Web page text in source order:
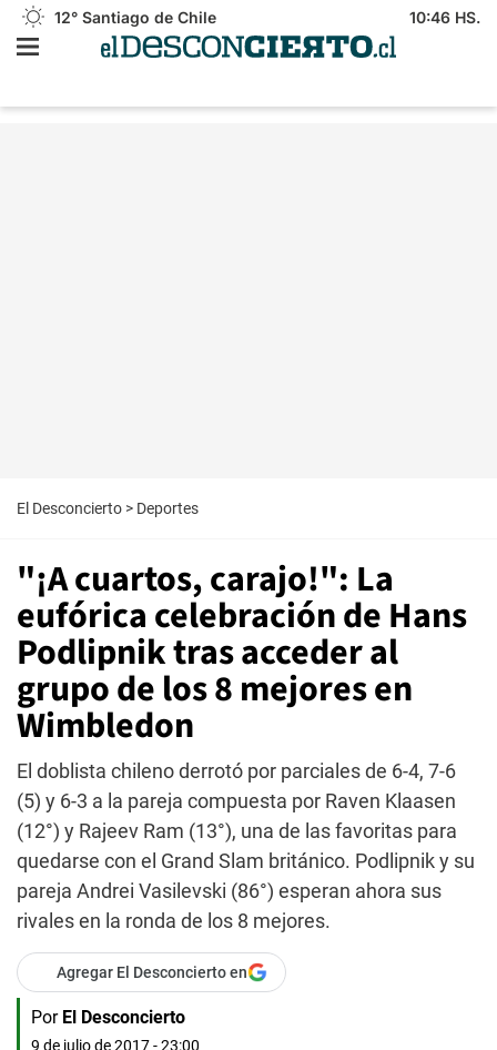
12° Santiago de Chile 10:46 HS.
El Desconcierto > Deportes
"¡A cuartos, carajo!": La
eufórica celebración de Hans
Podlipnik tras acceder al
grupo de los 8 mejores en
Wimbledon
El doblista chileno derrotó por parciales de 6-4, 7-6
(5) y 6-3 a la pareja compuesta por Raven Klaasen
(12°) y Rajeev Ram (13°), una de las favoritas para
quedarse con el Grand Slam británico. Podlipnik y su
pareja Andrei Vasilevski (86°) esperan ahora sus
rivales en la ronda de los 8 mejores.
Agregar El Desconcierto en
Por El Desconcierto
9 de julio de 2017 - 23:00